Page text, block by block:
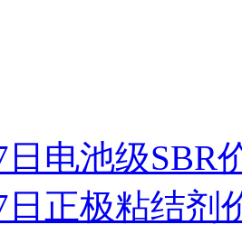
日电池级SBR
日正极粘结剂